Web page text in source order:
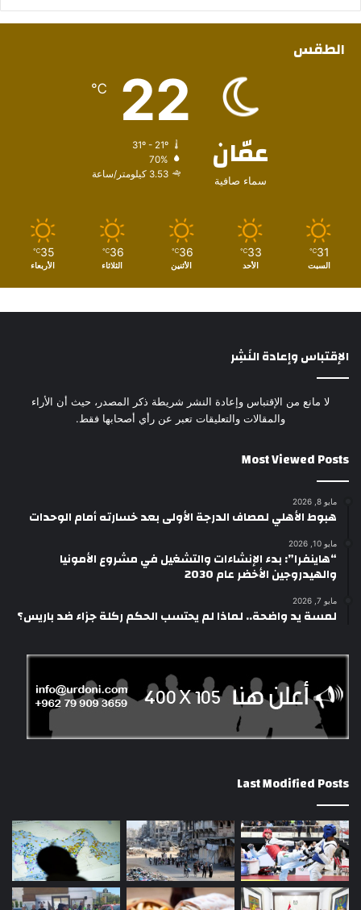
الطقس
عمّان
سماء صافية
22
℃
31º - 21º
70%
3.53 كيلومتر/ساعة
31
℃
السبت
33
℃
الأحد
36
℃
الأثنين
36
℃
الثلاثاء
35
℃
الأربعاء
الإقتباس وإعادة النَشِر
لا مانع من الإقتباس وإعادة النشر شريطة ذكر المصدر، حيث أن الأراء
والمقالات والتعليقات تعبر عن رأي أصحابها فقط.
Most Viewed Posts
مايو 8, 2026
هبوط الأهلي لمصاف الدرجة الأولى بعد خسارته أمام الوحدات
مايو 10, 2026
“هاينفرا”: بدء الإنشاءات والتشغيل في مشروع الأمونيا
والهيدروجين الأخضر عام 2030
مايو 7, 2026
لمسة يد واضحة.. لماذا لم يحتسب الحكم ركلة جزاء ضد باريس؟
Last Modified Posts